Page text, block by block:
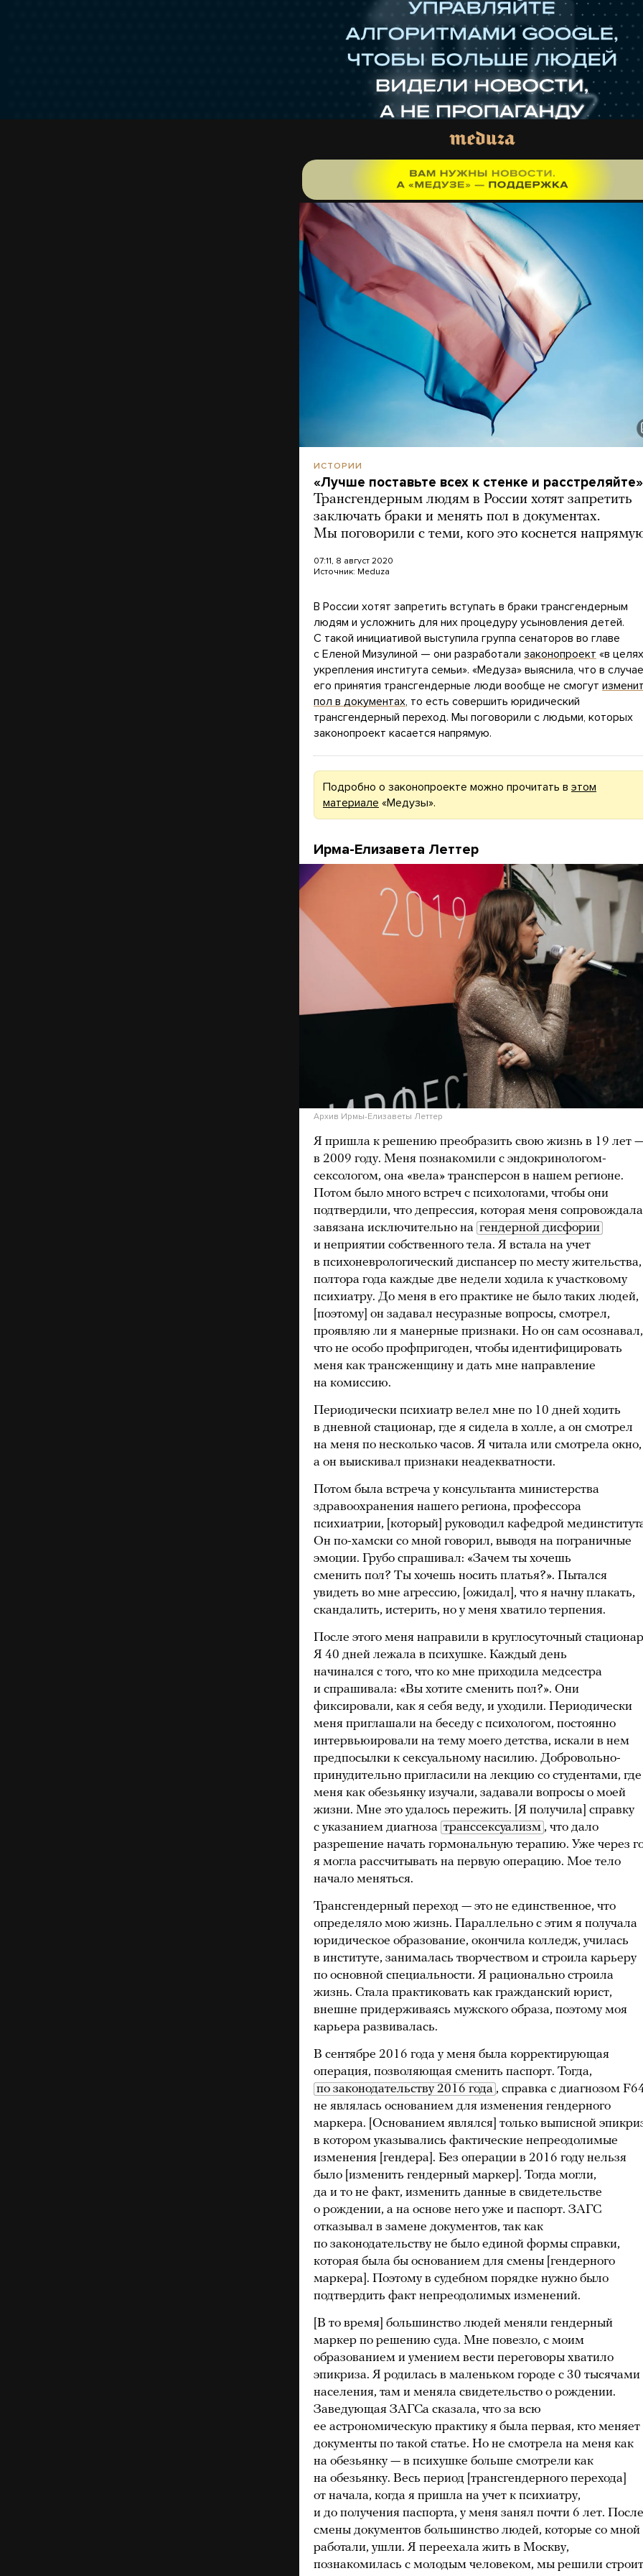
ИСТОРИИ
«Лучше поставьте всех к стенке и расстреляйте»
Трансгендерным людям в России хотят запретить
заключать браки и менять пол в документах.
Мы поговорили с теми, кого это коснется
07:11, 8 август 2020
Источник: Meduza
В России хотят запретить вступать в браки трансгендерным
людям и усложнить для них процедуру усыновления детей.
C такой инициативой выступила группа сенаторов во главе
с Еленой Мизулиной — они разработали законопроект «в целях
укрепления института семьи». «Медуза» выяснила, что в случае
его принятия трансгендерные люди вообще не смогут
пол в документах, то есть совершить юридический
трансгендерный переход. Мы поговорили с людьми, которых
законопроект касается напрямую.
Подробно о законопроекте можно прочитать в этом
материале «Медузы».
Ирма-Елизавета Леттер
Архив Ирмы-Елизаветы Леттер
Я пришла к решению преобразить свою жизнь в 19 лет
в 2009 году. Меня познакомили с эндокринологом-
сексологом, она «вела» трансперсон в нашем регионе.
Потом было много встреч с психологами, чтобы они
подтвердили, что депрессия, которая меня
завязана исключительно на гендерной дисфории
и неприятии собственного тела. Я встала на учет
в психоневрологический диспансер по месту жительства,
полтора года каждые две недели ходила к участковому
психиатру. До меня в его практике не было таких людей,
[поэтому] он задавал несуразные вопросы, смотрел,
проявляю ли я манерные признаки. Но он сам осознавал,
что не особо профпригоден, чтобы идентифицировать
меня как трансженщину и дать мне направление
на комиссию.
Периодически психиатр велел мне по 10 дней ходить
в дневной стационар, где я сидела в холле, а он смотрел
на меня по несколько часов. Я читала или смотрела окно,
а он выискивал признаки неадекватности.
Потом была встреча у консультанта министерства
здравоохранения нашего региона, профессора
психиатрии, [который] руководил кафедрой
Он по-хамски со мной говорил, выводя на пограничные
эмоции. Грубо спрашивал: «Зачем ты хочешь
сменить пол? Ты хочешь носить платья?». Пытался
увидеть во мне агрессию, [ожидал], что я начну плакать,
скандалить, истерить, но у меня хватило терпения.
После этого меня направили в круглосуточный
Я 40 дней лежала в психушке. Каждый день
начинался с того, что ко мне приходила медсестра
и спрашивала: «Вы хотите сменить пол?». Они
фиксировали, как я себя веду, и уходили. Периодически
меня приглашали на беседу с психологом, постоянно
интервьюировали на тему моего детства, искали в нем
предпосылки к сексуальному насилию. Добровольно-
принудительно пригласили на лекцию со студентами, где
меня как обезьянку изучали, задавали вопросы о моей
жизни. Мне это удалось пережить. [Я получила] справку
с указанием диагноза транссексуализм , что дало
разрешение начать гормональную терапию. Уже через
я могла рассчитывать на первую операцию. Мое тело
начало меняться.
Трансгендерный переход — это не единственное, что
определяло мою жизнь. Параллельно с этим я получала
юридическое образование, окончила колледж, училась
в институте, занималась творчеством и строила карьеру
по основной специальности. Я рационально строила
жизнь. Стала практиковать как гражданский юрист,
внешне придерживаясь мужского образа, поэтому моя
карьера развивалась.
В сентябре 2016 года у меня была корректирующая
операция, позволяющая сменить паспорт. Тогда,
по законодательству 2016 года , справка с диагнозом
не являлась основанием для изменения гендерного
маркера. [Основанием являлся] только выписной
в котором указывались фактические непреодолимые
изменения [гендера]. Без операции в 2016 году нельзя
было [изменить гендерный маркер]. Тогда могли,
да и то не факт, изменить данные в свидетельстве
о рождении, а на основе него уже и паспорт. ЗАГС
отказывал в замене документов, так как
по законодательству не было единой формы справки,
которая была бы основанием для смены [гендерного
маркера]. Поэтому в судебном порядке нужно было
подтвердить факт непреодолимых изменений.
[В то время] большинство людей меняли гендерный
маркер по решению суда. Мне повезло, с моим
образованием и умением вести переговоры хватило
эпикриза. Я родилась в маленьком городе с 30 тысячами
населения, там и меняла свидетельство о рождении.
Заведующая ЗАГСа сказала, что за всю
ее астрономическую практику я была первая, кто меняет
документы по такой статье. Но не смотрела на меня как
на обезьянку — в психушке больше смотрели как
на обезьянку. Весь период [трансгендерного перехода]
от начала, когда я пришла на учет к психиатру,
и до получения паспорта, у меня занял почти 6 лет. После
смены документов большинство людей, которые со мной
работали, ушли. Я переехала жить в Москву,
познакомилась с молодым человеком, мы решили